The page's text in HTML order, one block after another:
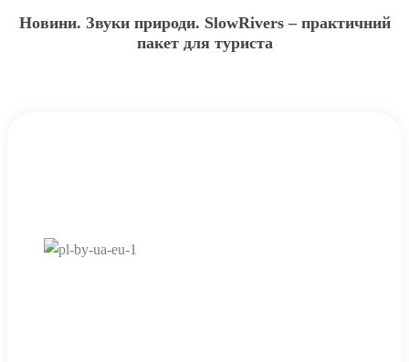
Новини. Звуки природи. SlowRivers – практичний
пакет для туриста